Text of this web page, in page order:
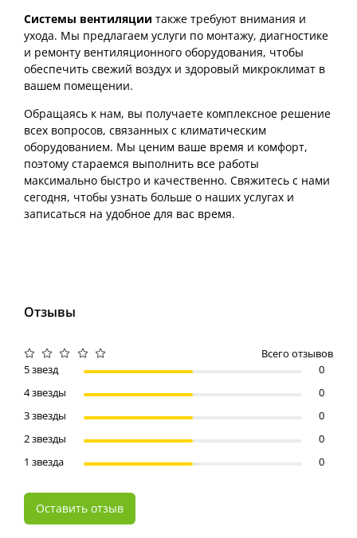
Системы вентиляции также требуют внимания и
ухода. Мы предлагаем услуги по монтажу, диагностике
и ремонту вентиляционного оборудования, чтобы
обеспечить свежий воздух и здоровый микроклимат в
вашем помещении.
Обращаясь к нам, вы получаете комплексное решение
всех вопросов, связанных с климатическим
оборудованием. Мы ценим ваше время и комфорт,
поэтому стараемся выполнить все работы
максимально быстро и качественно. Свяжитесь с нами
сегодня, чтобы узнать больше о наших услугах и
записаться на удобное для вас время.
Отзывы
Всего отзывов
5 звезд
0
4 звезды
0
3 звезды
0
2 звезды
0
1 звезда
0
Оставить отзыв